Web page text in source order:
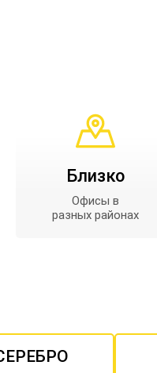
Близко
Офисы в
разных районах